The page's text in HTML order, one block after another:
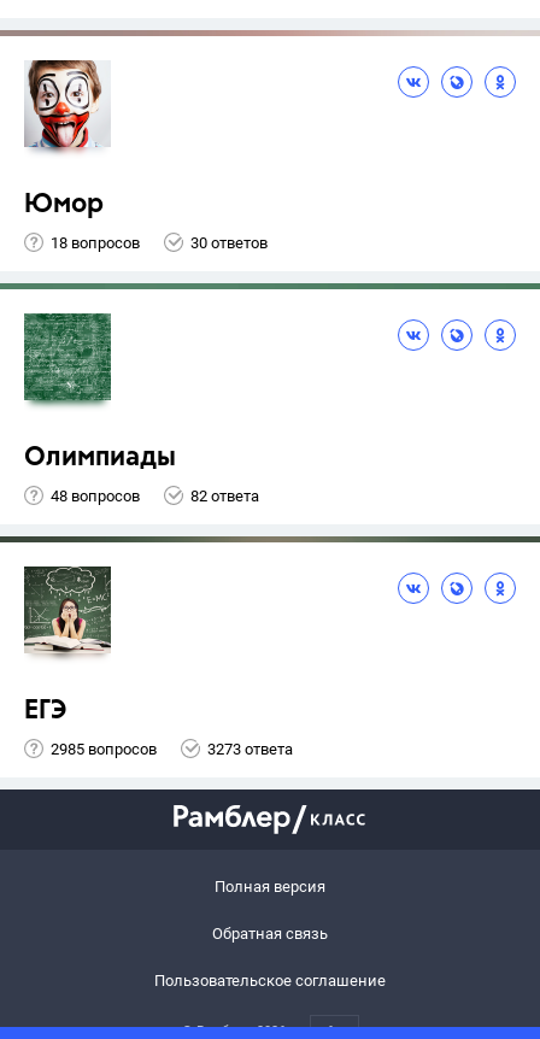
Юмор
18 вопросов 30 ответов
Олимпиады
48 вопросов 82 ответа
ЕГЭ
2985 вопросов 3273 ответа
Полная версия
Обратная связь
Пользовательское соглашение
© Рамблер,2026 6+